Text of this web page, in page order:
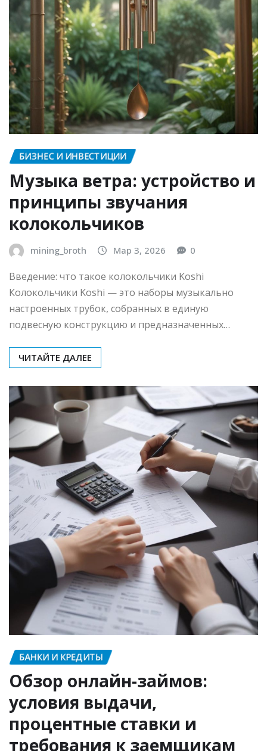
Музыка ветра: устройство и
принципы звучания
колокольчиков
mining_broth Мар 3, 2026 0
Введение: что такое колокольчики Koshi
настроенных трубок, собранных в единую
подвесную конструкцию и предназначенных…
ЧИТАЙТЕ ДАЛЕЕ
БАНКИ И КРЕДИТЫ